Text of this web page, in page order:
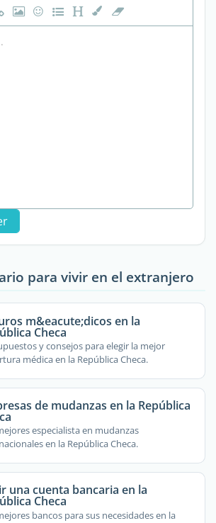
para vivir en el extranjero
m&eacute;dicos en la
Checa
y consejos para elegir la mejor
médica en la República Checa.
de mudanzas en la República
especialista en mudanzas
en la República Checa.
una cuenta bancaria en la
Checa
bancos para sus necesidades en la